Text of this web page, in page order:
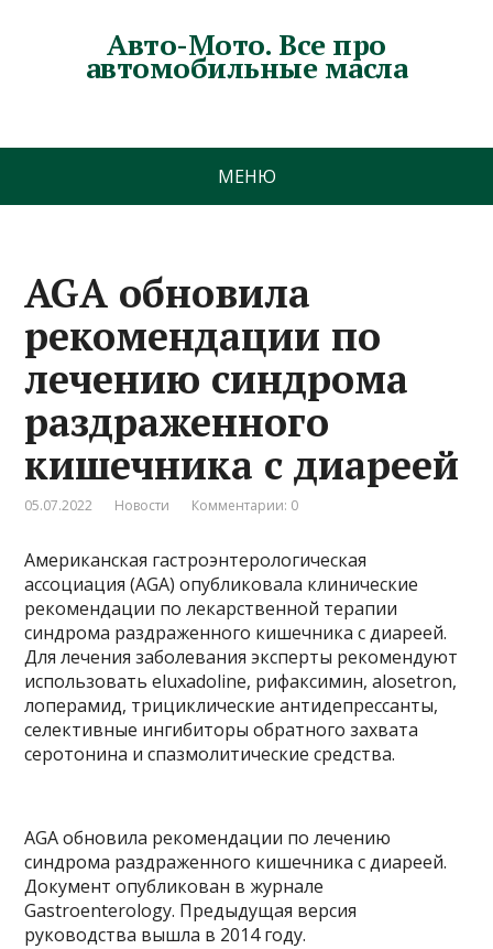
Авто-Мото. Все про
автомобильные масла
МЕНЮ
AGA обновила
рекомендации по
лечению синдрома
раздраженного
кишечника с диареей
05.07.2022 Новости Комментарии: 0
Американская гастроэнтерологическая
ассоциация (AGA) опубликовала клинические
рекомендации по лекарственной терапии
синдрома раздраженного кишечника с диареей.
Для лечения заболевания эксперты рекомендуют
использовать eluxadoline, рифаксимин, alosetron,
лоперамид, трициклические антидепрессанты,
селективные ингибиторы обратного захвата
серотонина и спазмолитические средства.
AGA обновила рекомендации по лечению
синдрома раздраженного кишечника с диареей.
Документ опубликован в журнале
Gastroenterology. Предыдущая версия
руководства вышла в 2014 году.